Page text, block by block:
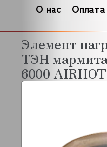
О нас Оплата
Элемент
ТЭН
6000 AIRHOT